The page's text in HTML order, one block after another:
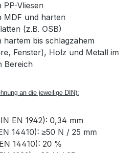
Vliesen
MDF und harten
(z.B. OSB)
hartem bis schlagzähem
Fenster), Holz und Metall im
Bereich
an die jeweilige DIN):
EN 1942): 0,34 mm
14410): ≥50 N / 25 mm
14410): 20 %